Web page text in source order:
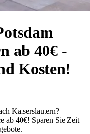
ab 40€ -
Kosten!
Kaiserslautern?
ab 40€! Sparen Sie Zeit